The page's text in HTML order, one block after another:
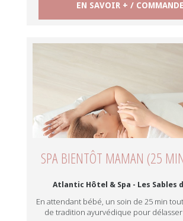
EN SAVOIR + /
SPA BIENTÔT MAMAN (25
Atlantic Hôtel & Spa - Les Sables
En attendant bébé, un soin de 25 min
de tradition ayurvédique pour